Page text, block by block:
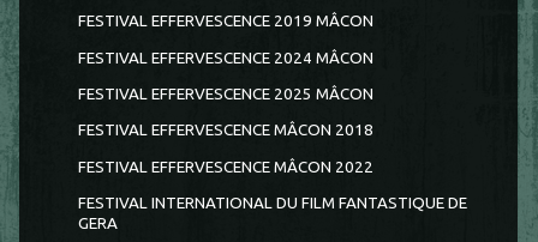
FESTIVAL EFFERVESCENCE 2019 MÂCON
FESTIVAL EFFERVESCENCE 2024 MÂCON
FESTIVAL EFFERVESCENCE 2025 MÂCON
FESTIVAL EFFERVESCENCE MÂCON 2018
FESTIVAL EFFERVESCENCE MÂCON 2022
FESTIVAL INTERNATIONAL DU FILM FANTASTIQUE DE
GERA